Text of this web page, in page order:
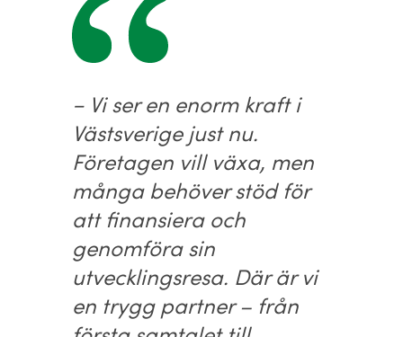
− Vi ser en enorm kraft i
Västsverige just nu.
Företagen vill växa, men
många behöver stöd för
att finansiera och
genomföra sin
utvecklingsresa. Där är vi
en trygg partner – från